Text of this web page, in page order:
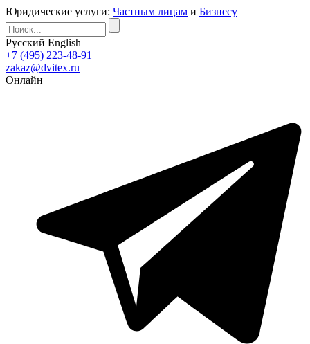
Юридические услуги: Частным лицам и Бизнесу
Русский English
+7 (495) 223-48-91
zakaz@dvitex.ru
Онлайн